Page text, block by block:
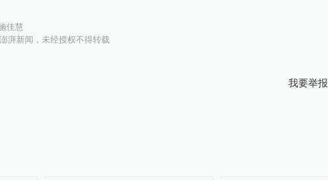
佳慧
澎湃新闻，未经授权不得转载
我要举报